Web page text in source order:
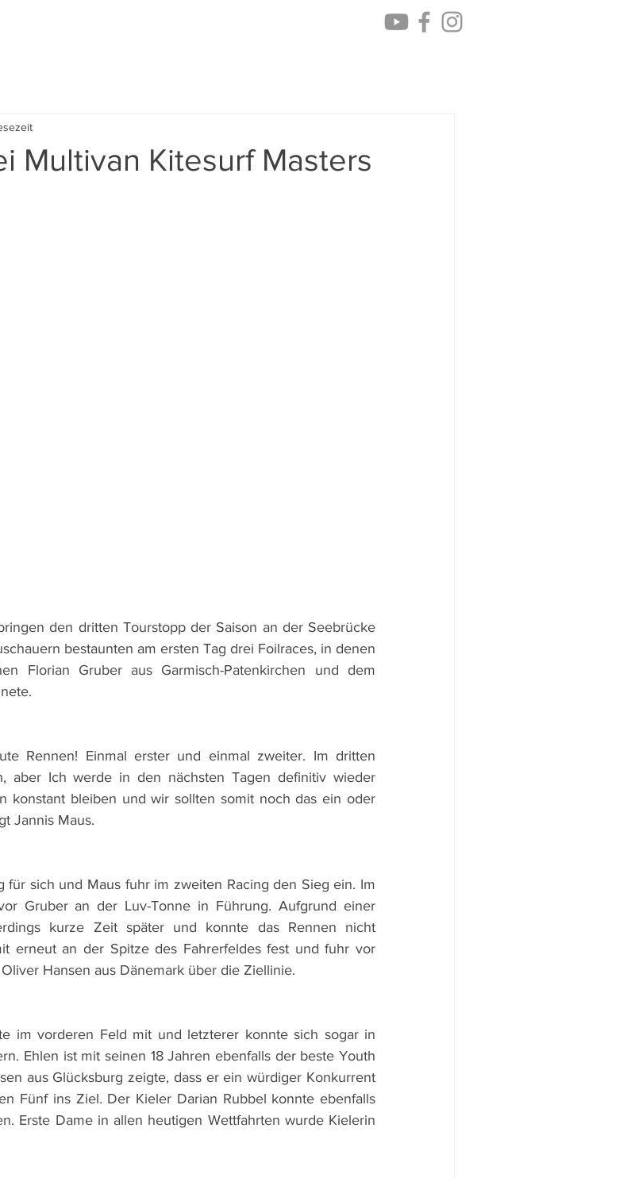
Multivan Kitesurf Masters
den dritten Tourstopp der Saison an der Seebrücke
bestaunten am ersten Tag drei Foilraces, in denen
Florian Gruber aus Garmisch-Patenkirchen und dem
Rennen! Einmal erster und einmal zweiter. Im dritten
aber Ich werde in den nächsten Tagen definitiv wieder
konstant bleiben und wir sollten somit noch das ein oder
Jannis Maus.
für sich und Maus fuhr im zweiten Racing den Sieg ein. Im
Gruber an der Luv-Tonne in Führung. Aufgrund einer
kurze Zeit später und konnte das Rennen nicht
erneut an der Spitze des Fahrerfeldes fest und fuhr vor
Hansen aus Dänemark über die Ziellinie.
im vorderen Feld mit und letzterer konnte sich sogar in
Ehlen ist mit seinen 18 Jahren ebenfalls der beste Youth
aus Glücksburg zeigte, dass er ein würdiger Konkurrent
Fünf ins Ziel. Der Kieler Darian Rubbel konnte ebenfalls
Erste Dame in allen heutigen Wettfahrten wurde Kielerin